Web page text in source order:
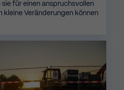
für einen anspruchsvollen
kleine Veränderungen können